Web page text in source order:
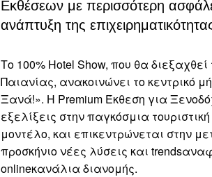
Εκθέσεων με περισσότερη
ανάπτυξη της
Το 100% Hotel Show, που θα
Παιανίας, ανακοινώνει το κεντρικό
Ξανά!». H Premium Έκθεση για
εξελίξεις στην παγκόσμια
μοντέλο, και επικεντρώνεται στην
προσκήνιο νέες λύσεις και
onlineκανάλια διανομής.